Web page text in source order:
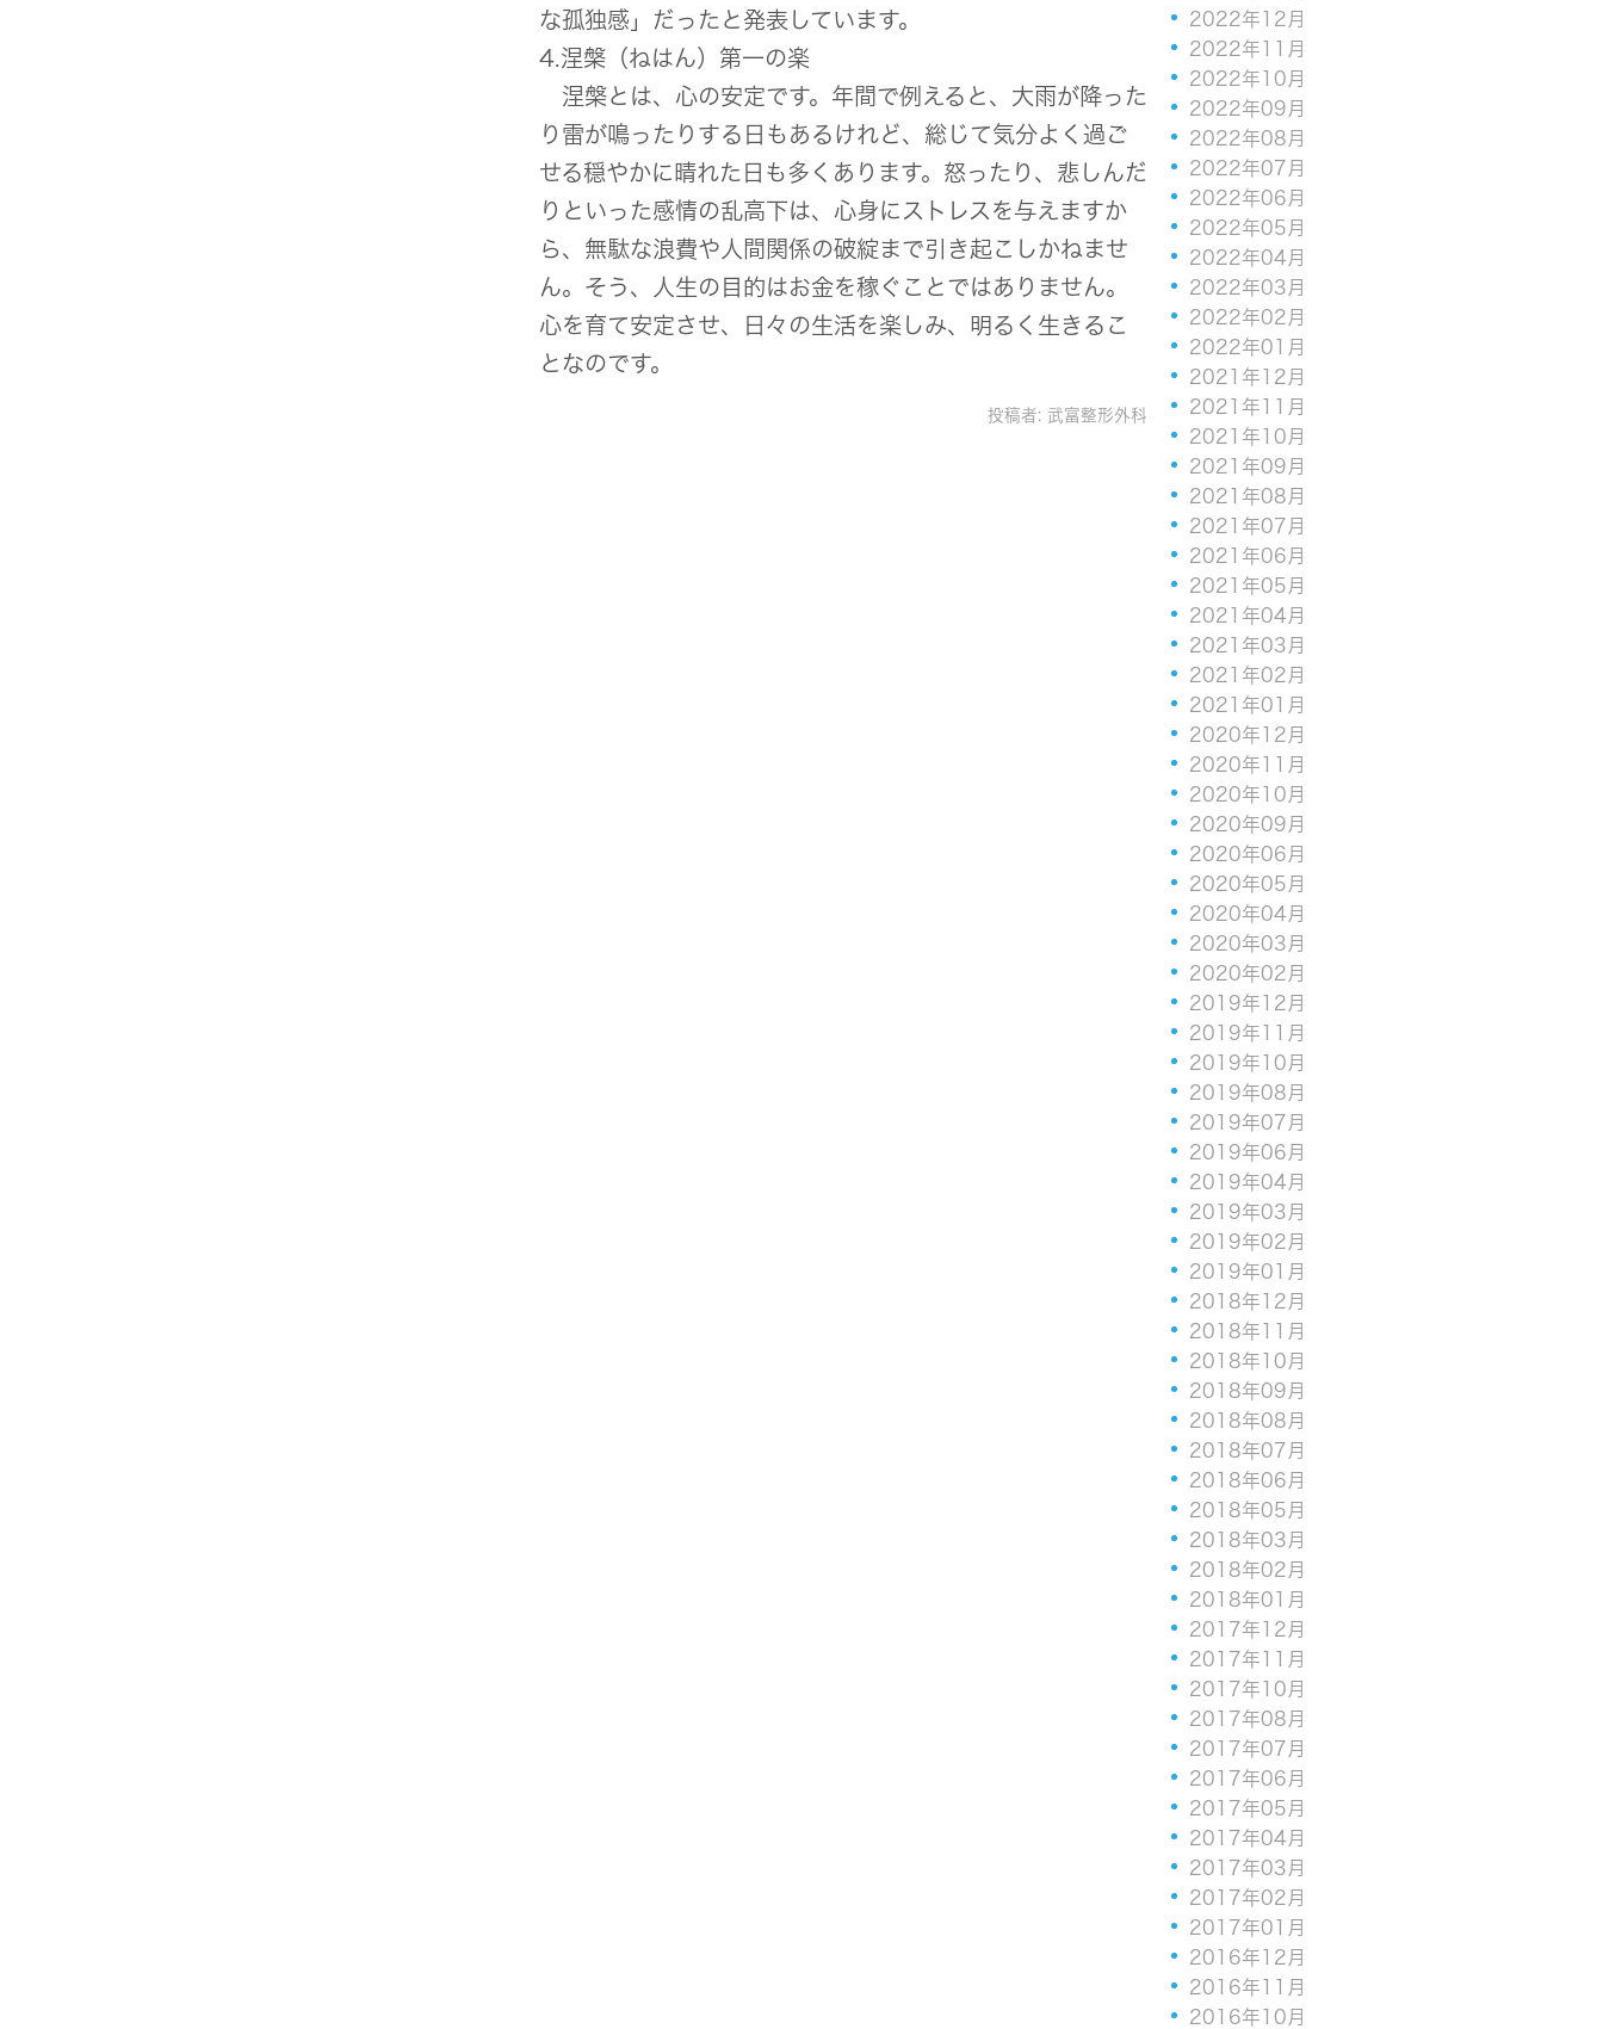
な孤独感」だったと発表しています。
4.涅槃（ねはん）第一の楽
涅槃とは、心の安定です。年間で例えると、大雨が降った
り雷が鳴ったりする日もあるけれど、総じて気分よく過ご
せる穏やかに晴れた日も多くあります。怒ったり、悲しんだ
りといった感情の乱高下は、心身にストレスを与えますか
ら、無駄な浪費や人間関係の破綻まで引き起こしかねませ
ん。そう、人生の目的はお金を稼ぐことではありません。
心を育て安定させ、日々の生活を楽しみ、明るく生きるこ
となのです。
投稿者: 武富整形外科
2022年12月
2022年11月
2022年10月
2022年09月
2022年08月
2022年07月
2022年06月
2022年05月
2022年04月
2022年03月
2022年02月
2022年01月
2021年12月
2021年11月
2021年10月
2021年09月
2021年08月
2021年07月
2021年06月
2021年05月
2021年04月
2021年03月
2021年02月
2021年01月
2020年12月
2020年11月
2020年10月
2020年09月
2020年06月
2020年05月
2020年04月
2020年03月
2020年02月
2019年12月
2019年11月
2019年10月
2019年08月
2019年07月
2019年06月
2019年04月
2019年03月
2019年02月
2019年01月
2018年12月
2018年11月
2018年10月
2018年09月
2018年08月
2018年07月
2018年06月
2018年05月
2018年03月
2018年02月
2018年01月
2017年12月
2017年11月
2017年10月
2017年08月
2017年07月
2017年06月
2017年05月
2017年04月
2017年03月
2017年02月
2017年01月
2016年12月
2016年11月
2016年10月